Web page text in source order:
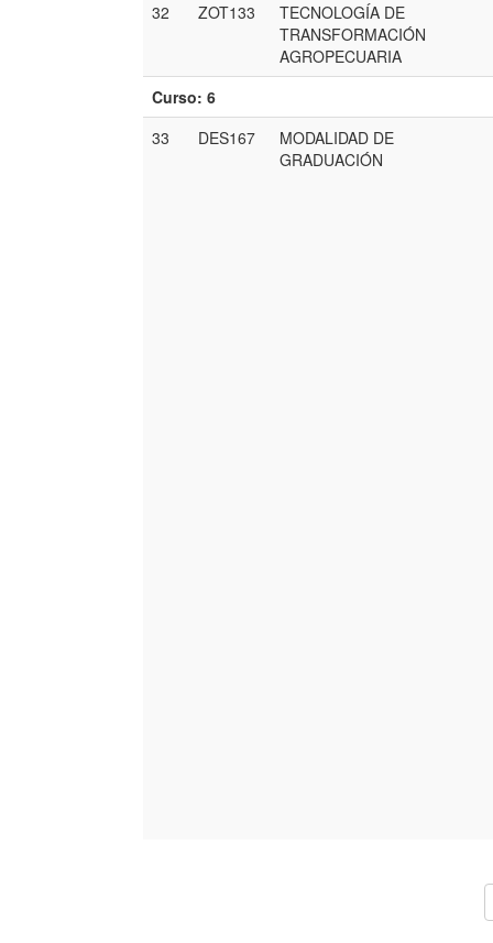
32
ZOT133
TECNOLOGÍA DE
TRANSFORMACIÓN
AGROPECUARIA
Curso: 6
33
DES167
MODALIDAD DE
GRADUACIÓN